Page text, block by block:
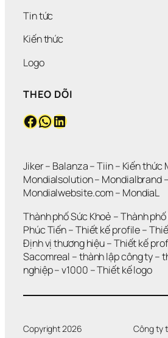
Tin tức
Kiến thức
Logo
THEO DÕI
Facebook WhatsApp LinkedIn
Jiker – Balanza – Tiin – Kiến thức
Mondialsolution – Mondialbrand
Mondialwebsite.com – MondiaL
Thành phố Sức Khoẻ – Thành phố
Phúc Tiến – Thiết kế profile –
Định vị thương hiệu – Thiết kế
Sacomreal – thành lập công ty –
nghiệp – v1000 – Thiết kế logo
Copyright 2026 Công ty